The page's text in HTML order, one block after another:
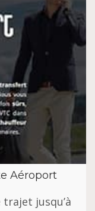
Aéroport
jusqu’à